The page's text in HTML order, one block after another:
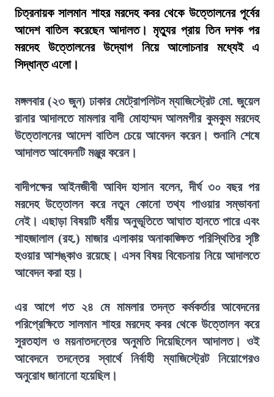
চিত্রনায়ক সালমান শাহর মরদেহ কবর থেকে উত্তোলনের পূর্বের
আদেশ বাতিল করেছেন আদালত। মৃত্যুর প্রায় তিন দশক পর
মরদেহ উত্তোলনের উদ্যোগ নিয়ে আলোচনার মধ্যেই এ
সিদ্ধান্ত এলো।
মঙ্গলবার (২৩ জুন) ঢাকার মেট্রোপলিটন ম্যাজিস্ট্রেট মো. জুয়েল
রানার আদালতে মামলার বাদী মোহাম্মদ আলমগীর কুমকুম মরদেহ
উত্তোলনের আদেশ বাতিল চেয়ে আবেদন করেন। শুনানি শেষে
আদালত আবেদনটি মঞ্জুর করেন।
বাদীপক্ষের আইনজীবী আবিদ হাসান বলেন, দীর্ঘ ৩০ বছর পর
মরদেহ উত্তোলন করে নতুন কোনো তথ্য পাওয়ার সম্ভাবনা
নেই। এছাড়া বিষয়টি ধর্মীয় অনুভূতিতে আঘাত হানতে পারে এবং
শাহজালাল (রহ.) মাজার এলাকায় অনাকাঙ্ক্ষিত পরিস্থিতির সৃষ্টি
হওয়ার আশঙ্কাও রয়েছে। এসব বিষয় বিবেচনায় নিয়ে আদালতে
আবেদন করা হয়।
এর আগে গত ২৪ মে মামলার তদন্ত কর্মকর্তার আবেদনের
পরিপ্রেক্ষিতে সালমান শাহর মরদেহ কবর থেকে উত্তোলন করে
সুরতহাল ও ময়নাতদন্তের অনুমতি দিয়েছিলেন আদালত। ওই
আবেদনে তদন্তের স্বার্থে নির্বাহী ম্যাজিস্ট্রেট নিয়োগেরও
অনুরোধ জানানো হয়েছিল।